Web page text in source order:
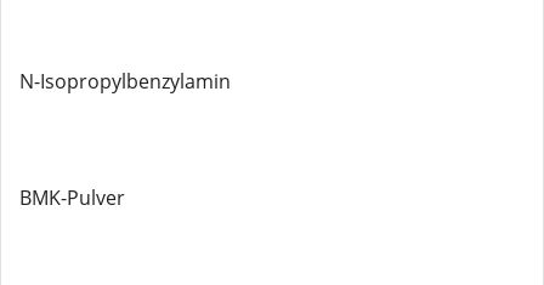
N-Isopropylbenzylamin
BMK-Pulver